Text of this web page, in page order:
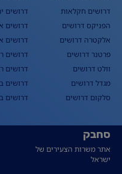
דרושים חקלאות
הפניקס דרושים
אלקטרה דרושים
פרטנר דרושים
וולט דרושים
מגדל דרושים
סלקום דרושים
דרושים
דרושים
דרושים
דרושים
דרושים
דרושים
דרושים
סחבק
אתר משרות הצעירים של
ישראל